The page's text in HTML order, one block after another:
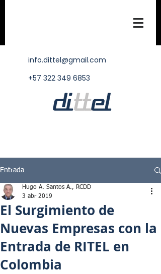
info.dittel@gmail.com
+57 322 349 6853
Entrada
El Surgimiento de
Nuevas Empresas con la
Entrada de RITEL en
Colombia
Hugo A. Santos A., RCDD
3 abr 2019